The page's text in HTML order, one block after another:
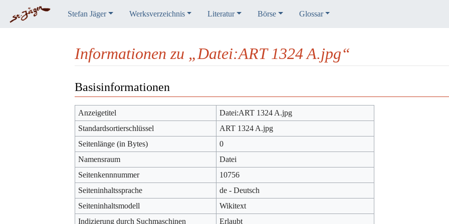
Stefan Jäger Werksverzeichnis Literatur Börse Glossar
Informationen zu „Datei:ART 1324 A.jpg“
Basisinformationen
Anzeigetitel
Datei:ART 1324 A.jpg
Standardsortierschlüssel
ART 1324 A.jpg
Seitenlänge (in Bytes)
0
Namensraum
Datei
Seitenkennnummer
10756
Seiteninhaltssprache
de - Deutsch
Seiteninhaltsmodell
Wikitext
Indizierung durch Suchmaschinen
Erlaubt